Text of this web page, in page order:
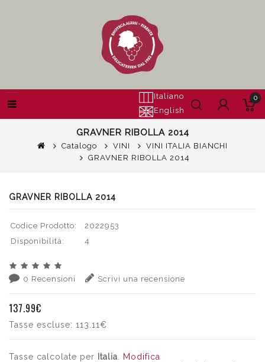
Italiano
English
0
GRAVNER RIBOLLA 2014
Catalogo VINI
VINI ITALIA BIANCHI
GRAVNER RIBOLLA 2014
GRAVNER RIBOLLA 2014
Codice Prodotto:
2022953
Disponibilità:
4
0 Recensioni Scrivi una recensione
137.99€
Tasse escluse: 113.11€
Tasse calcolate per Italia
Modifica